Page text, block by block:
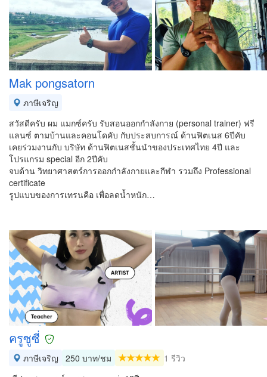
Mak pongsatorn
ภาษีเจริญ
สวัสดีครับ ผม แมกซ์ครับ รับสอนออกกำลังกาย (personal trainer) ฟรี
แลนซ์ ตามบ้านและคอนโดคับ กับประสบการณ์ ด้านฟิตเนส 6ปีคับ
เคยร่วมงานกับ บริษัท ด้านฟิตเนสชั้นนำของประเทศไทย 4ปี และ
โปรแกรม special อีก 2ปีคับ
จบด้าน วิทยาศาสตร์การออกกำลังกายและกีฬา รวมถึง Professional
certificate
รูปแบบของการเทรนคือ เพื่อลดน้ำหนัก…
ครูซูซี่
ภาษีเจริญ 250 บาท/ชม
1 รีวิว